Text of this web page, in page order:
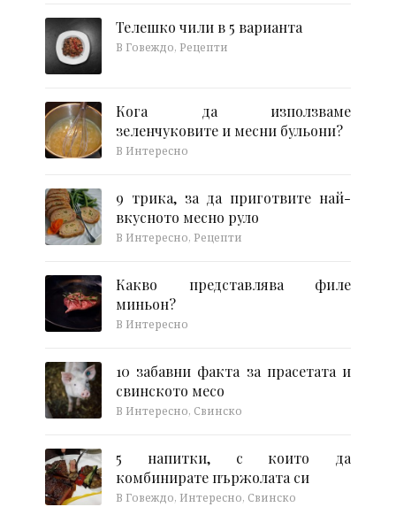
Телешко чили в 5 варианта
В Говеждо, Рецепти
Кога да използваме
зеленчуковите и месни бульони?
В Интересно
9 трика, за да приготвите най-
вкусното месно руло
В Интересно, Рецепти
Какво представлява филе
миньон?
В Интересно
10 забавни факта за прасетата и
свинското месо
В Интересно, Свинско
5 напитки, с които да
комбинирате пържолата си
В Говеждо, Интересно, Свинско